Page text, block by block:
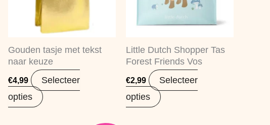
Gouden tasje met tekst
naar keuze
€4,99
Selecteer
opties
Little Dutch Shopper Tas
Forest Friends Vos
€2,99
Selecteer
opties